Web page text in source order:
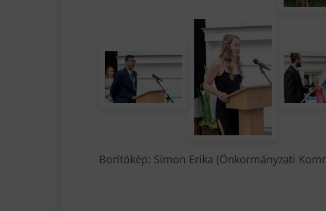
Borítókép: Simon Erika (Önkormányzati